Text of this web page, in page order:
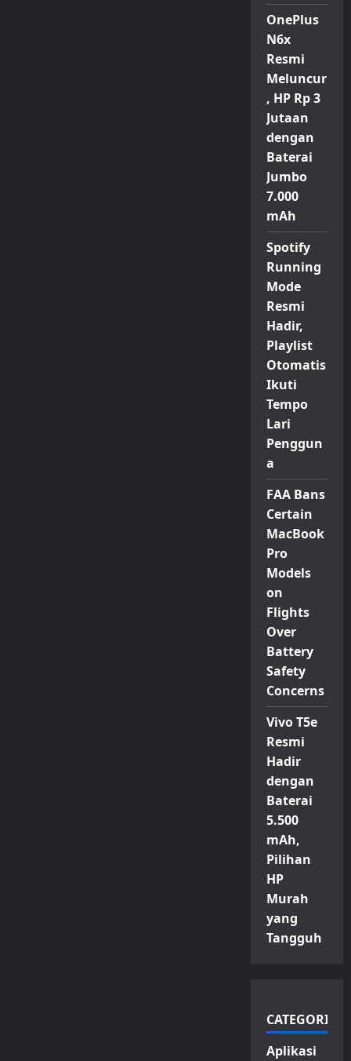
OnePlus
N6x
Resmi
Meluncur
, HP Rp 3
Jutaan
dengan
Baterai
Jumbo
7.000
mAh
Spotify
Running
Mode
Resmi
Hadir,
Playlist
Otomatis
Ikuti
Tempo
Lari
Penggun
a
FAA Bans
Certain
MacBook
Pro
Models
on
Flights
Over
Battery
Safety
Concerns
Vivo T5e
Resmi
Hadir
dengan
Baterai
5.500
mAh,
Pilihan
HP
Murah
yang
Tangguh
CATEGORIES
Aplikasi